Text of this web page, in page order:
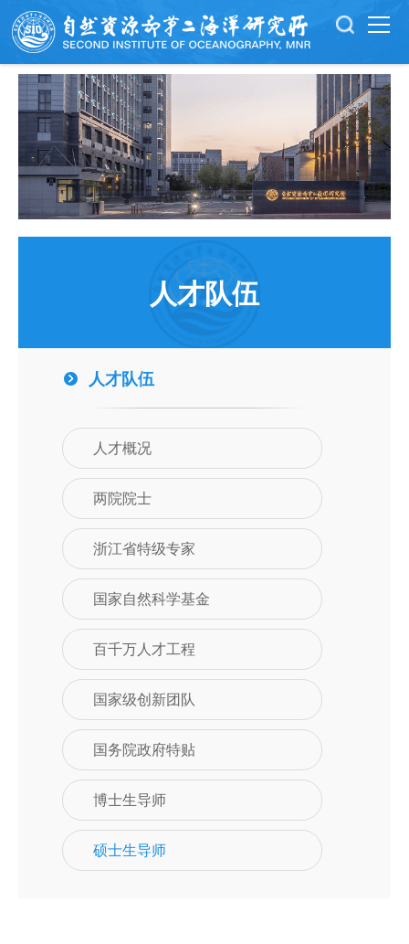
人才队伍
人才队伍
人才概况
两院院士
浙江省特级专家
国家自然科学基金
百千万人才工程
国家级创新团队
国务院政府特贴
博士生导师
硕士生导师